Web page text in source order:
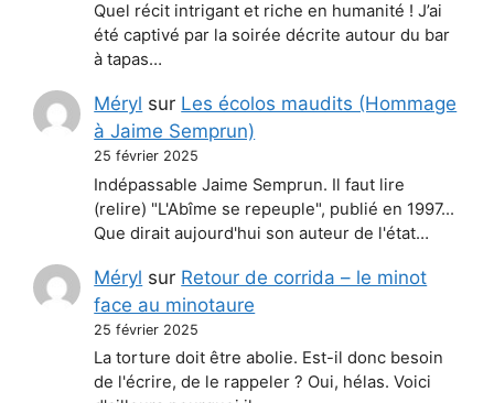
Quel récit intrigant et riche en humanité ! J’ai
été captivé par la soirée décrite autour du bar
à tapas…
Méryl sur Les écolos maudits (Hommage
à Jaime Semprun)
25 février 2025
Indépassable Jaime Semprun. Il faut lire
(relire) "L'Abîme se repeuple", publié en 1997...
Que dirait aujourd'hui son auteur de l'état…
Méryl sur Retour de corrida – le minot
face au minotaure
25 février 2025
La torture doit être abolie. Est-il donc besoin
de l'écrire, de le rappeler ? Oui, hélas. Voici